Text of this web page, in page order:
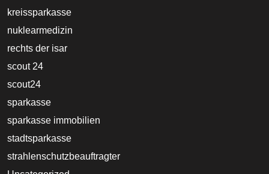
kreissparkasse
nuklearmedizin
rechts der isar
scout 24
scout24
sparkasse
sparkasse immobilien
stadtsparkasse
strahlenschutzbeauftragter